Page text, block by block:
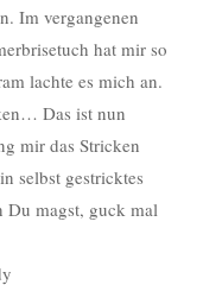
Im vergangenen
hat mir so
lachte es mich an.
Das ist nun
mir das Stricken
selbst gestricktes
Du magst, guck mal